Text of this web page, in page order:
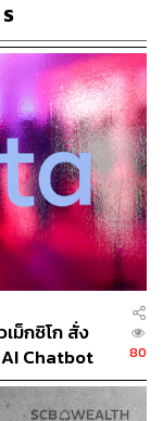
ลอดภัย ตรวจจับ
เปิดตัวระบบ
งงานในบ้าน
ม็กซิโก สั่ง
Chatbot
80